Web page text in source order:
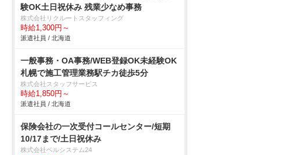
験OK土日祝休み 残業少なめ事務
株式会社リクルートスタッフィング
時給1,300円～
派遣社員 / 北海道
一般事務・OA事務/WEB登録OK未経験OK
札幌で施工管理業務駅チカ徒歩5分
株式会社スタッフサービス
時給1,850円～
派遣社員 / 北海道
保険会社の一次受付コールセンター/短期
10/17まで/土日祝休み
株式会社ベルシステム24